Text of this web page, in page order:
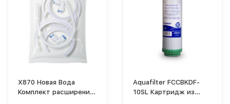
X870 Новая Вода
Комплект расширения
Aquafilter FCCBKDF-
10SL Картридж из